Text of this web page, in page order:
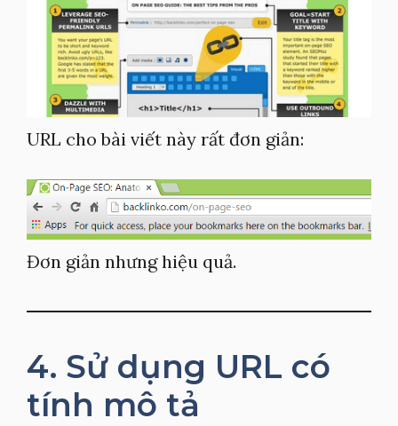
URL cho bài viết này rất đơn giản:
Đơn giản nhưng hiệu quả.
4. Sử dụng URL có
tính mô tả